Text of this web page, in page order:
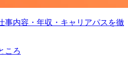
事内容・年収・キャリアパスを徹
ころ